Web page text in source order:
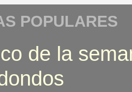
POPULARES
de la